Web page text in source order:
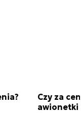
Czy za
awionetki